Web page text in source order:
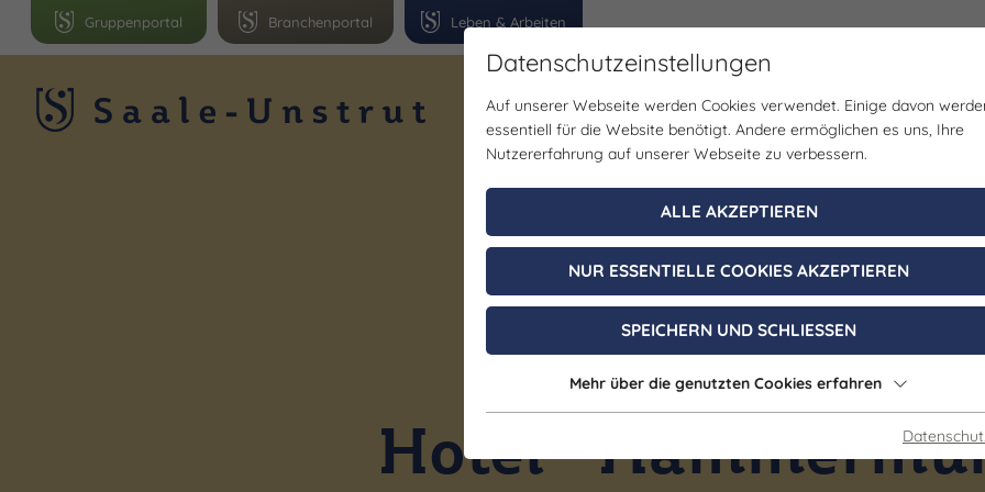
Leben & Arbeiten
Branchenportal
Gruppenportal
Region Erlebnisse Veranstaltungen Planen
Hotel
Datenschutzeinstellungen
Auf unserer Webseite werden Cookies verwendet. Einige davon
essentiell für die Website benötigt. Andere ermöglichen es uns, Ihre
Nutzererfahrung auf unserer Webseite zu verbessern.
ALLE AKZEPTIEREN
NUR ESSENTIELLE COOKIES AKZEPTIEREN
SPEICHERN UND SCHLIESSEN
Mehr über die genutzten Cookies erfahren